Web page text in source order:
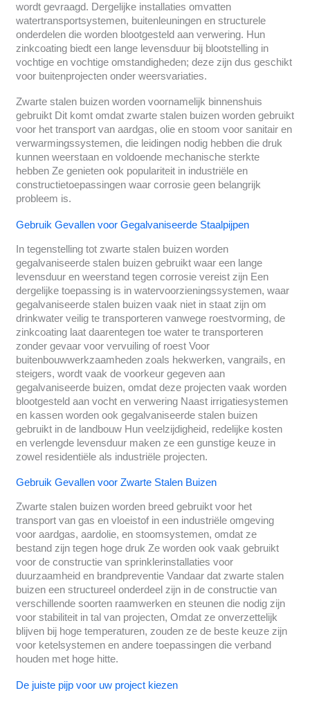
wordt gevraagd. Dergelijke installaties omvatten
watertransportsystemen, buitenleuningen en structurele
onderdelen die worden blootgesteld aan verwering. Hun
zinkcoating biedt een lange levensduur bij blootstelling in
vochtige en vochtige omstandigheden; deze zijn dus geschikt
voor buitenprojecten onder weersvariaties.
Zwarte stalen buizen worden voornamelijk binnenshuis
gebruikt Dit komt omdat zwarte stalen buizen worden gebruikt
voor het transport van aardgas, olie en stoom voor sanitair en
verwarmingssystemen, die leidingen nodig hebben die druk
kunnen weerstaan en voldoende mechanische sterkte
hebben Ze genieten ook populariteit in industriële en
constructietoepassingen waar corrosie geen belangrijk
probleem is.
Gebruik Gevallen voor Gegalvaniseerde Staalpijpen
In tegenstelling tot zwarte stalen buizen worden
gegalvaniseerde stalen buizen gebruikt waar een lange
levensduur en weerstand tegen corrosie vereist zijn Een
dergelijke toepassing is in watervoorzieningssystemen, waar
gegalvaniseerde stalen buizen vaak niet in staat zijn om
drinkwater veilig te transporteren vanwege roestvorming, de
zinkcoating laat daarentegen toe water te transporteren
zonder gevaar voor vervuiling of roest Voor
buitenbouwwerkzaamheden zoals hekwerken, vangrails, en
steigers, wordt vaak de voorkeur gegeven aan
gegalvaniseerde buizen, omdat deze projecten vaak worden
blootgesteld aan vocht en verwering Naast irrigatiesystemen
en kassen worden ook gegalvaniseerde stalen buizen
gebruikt in de landbouw Hun veelzijdigheid, redelijke kosten
en verlengde levensduur maken ze een gunstige keuze in
zowel residentiële als industriële projecten.
Gebruik Gevallen voor Zwarte Stalen Buizen
Zwarte stalen buizen worden breed gebruikt voor het
transport van gas en vloeistof in een industriële omgeving
voor aardgas, aardolie, en stoomsystemen, omdat ze
bestand zijn tegen hoge druk Ze worden ook vaak gebruikt
voor de constructie van sprinklerinstallaties voor
duurzaamheid en brandpreventie Vandaar dat zwarte stalen
buizen een structureel onderdeel zijn in de constructie van
verschillende soorten raamwerken en steunen die nodig zijn
voor stabiliteit in tal van projecten, Omdat ze onverzettelijk
blijven bij hoge temperaturen, zouden ze de beste keuze zijn
voor ketelsystemen en andere toepassingen die verband
houden met hoge hitte.
De juiste pijp voor uw project kiezen